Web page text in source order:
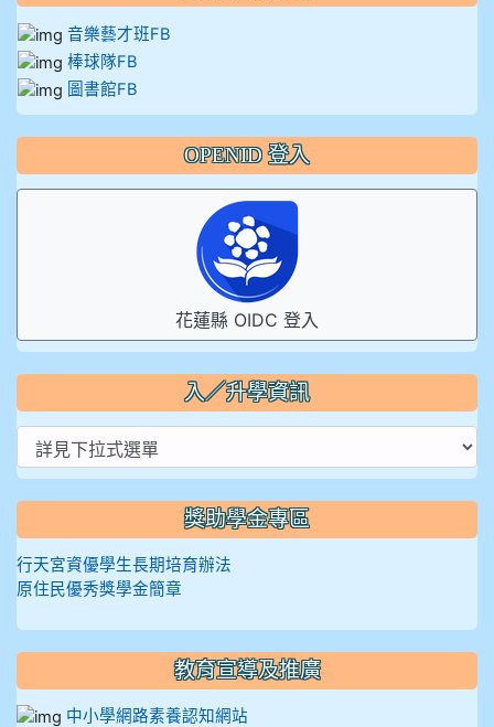
音樂藝才班FB
棒球隊FB
圖書館FB
OPENID 登入
花蓮縣 OIDC 登入
入／升學資訊
獎助學金專區
行天宮資優學生長期培育辦法
原住民優秀獎學金簡章
教育宣導及推廣
中小學網路素養認知網站